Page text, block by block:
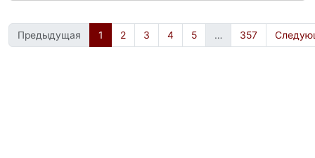
Предыдущая 1 2 3 4 5 … 357